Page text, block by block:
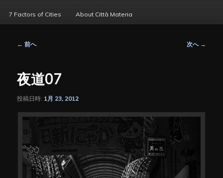
ー
7 Factors of Cities About Città Materia
ビ
ゲ
シ
ン
← 前へ 次へ →
夜道07
投稿日時: 1月 23, 2012